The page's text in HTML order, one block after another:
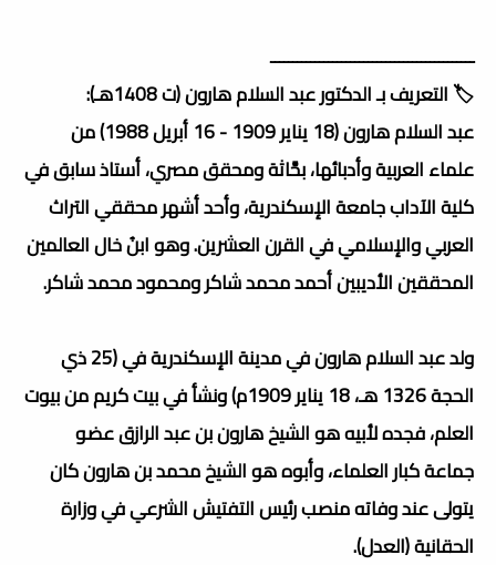
ــــــــــــــــــــــــــــــــــــــــــــــ
🏷️ التعريف بـ الدكتور عبد السلام هارون (ت 1408هـ):
عبد السلام هارون (18 يناير 1909 - 16 أبريل 1988) من
علماء العربية وأدبائها، بحَّاثة ومحقق مصري، أستاذ سابق في
كلية الآداب جامعة الإسكندرية، وأحد أشهر محققي التراث
العربي والإسلامي في القرن العشرين. وهو ابنُ خال العالمين
المحققين الأديبين أحمد محمد شاكر ومحمود محمد شاكر.
ولد عبد السلام هارون في مدينة الإسكندرية في (25 ذي
الحجة 1326 هـ، 18 يناير 1909م) ونشأ في بيت كريم من بيوت
العلم، فجده لأبيه هو الشيخ هارون بن عبد الرازق عضو
جماعة كبار العلماء، وأبوه هو الشيخ محمد بن هارون كان
يتولى عند وفاته منصب رئيس التفتيش الشرعي في وزارة
الحقانية (العدل).